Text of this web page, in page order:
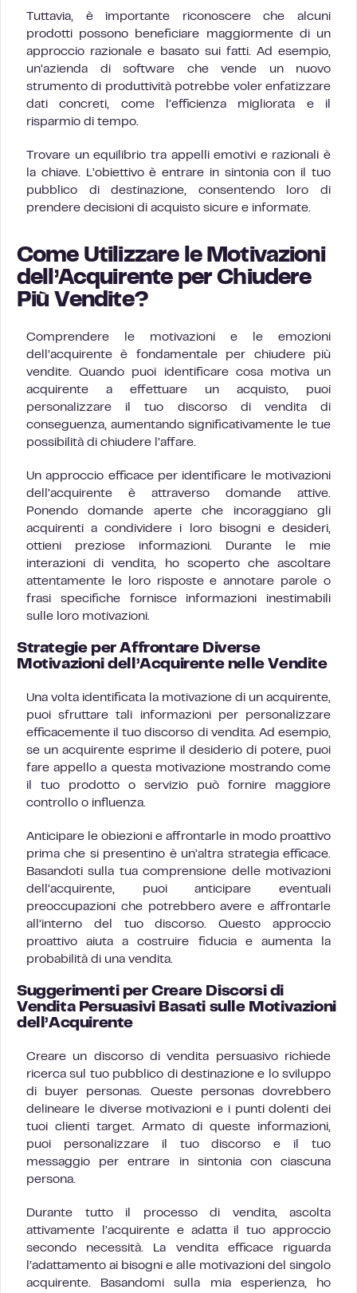
Tuttavia, è importante riconoscere che alcuni
prodotti possono beneficiare maggiormente di un
approccio razionale e basato sui fatti. Ad esempio,
un’azienda di software che vende un nuovo
strumento di produttività potrebbe voler enfatizzare
dati concreti, come l’efficienza migliorata e il
risparmio di tempo.
Trovare un equilibrio tra appelli emotivi e razionali è
la chiave. L’obiettivo è entrare in sintonia con il tuo
pubblico di destinazione, consentendo loro di
prendere decisioni di acquisto sicure e informate.
Come Utilizzare le Motivazioni
dell’Acquirente per Chiudere
Più Vendite?
Comprendere le motivazioni e le emozioni
dell’acquirente è fondamentale per chiudere più
vendite. Quando puoi identificare cosa motiva un
acquirente a effettuare un acquisto, puoi
personalizzare il tuo discorso di vendita di
conseguenza, aumentando significativamente le tue
possibilità di chiudere l’affare.
Un approccio efficace per identificare le motivazioni
dell’acquirente è attraverso domande attive.
Ponendo domande aperte che incoraggiano gli
acquirenti a condividere i loro bisogni e desideri,
ottieni preziose informazioni. Durante le mie
interazioni di vendita, ho scoperto che ascoltare
attentamente le loro risposte e annotare parole o
frasi specifiche fornisce informazioni inestimabili
sulle loro motivazioni.
Strategie per Affrontare Diverse
Motivazioni dell’Acquirente nelle Vendite
Una volta identificata la motivazione di un acquirente,
puoi sfruttare tali informazioni per personalizzare
efficacemente il tuo discorso di vendita. Ad esempio,
se un acquirente esprime il desiderio di potere, puoi
fare appello a questa motivazione mostrando come
il tuo prodotto o servizio può fornire maggiore
controllo o influenza.
Anticipare le obiezioni e affrontarle in modo proattivo
prima che si presentino è un’altra strategia efficace.
Basandoti sulla tua comprensione delle motivazioni
dell’acquirente, puoi anticipare eventuali
preoccupazioni che potrebbero avere e affrontarle
all’interno del tuo discorso. Questo approccio
proattivo aiuta a costruire fiducia e aumenta la
probabilità di una vendita.
Suggerimenti per Creare Discorsi di
Vendita Persuasivi Basati sulle Motivazioni
dell’Acquirente
Creare un discorso di vendita persuasivo richiede
ricerca sul tuo pubblico di destinazione e lo sviluppo
di buyer personas. Queste personas dovrebbero
delineare le diverse motivazioni e i punti dolenti dei
tuoi clienti target. Armato di queste informazioni,
puoi personalizzare il tuo discorso e il tuo
messaggio per entrare in sintonia con ciascuna
persona.
Durante tutto il processo di vendita, ascolta
attivamente l’acquirente e adatta il tuo approccio
secondo necessità. La vendita efficace riguarda
l’adattamento ai bisogni e alle motivazioni del singolo
acquirente. Basandomi sulla mia esperienza, ho